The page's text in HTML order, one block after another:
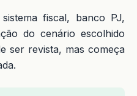
fiscal, banco PJ,
do cenário escolhido
ser revista, mas começa